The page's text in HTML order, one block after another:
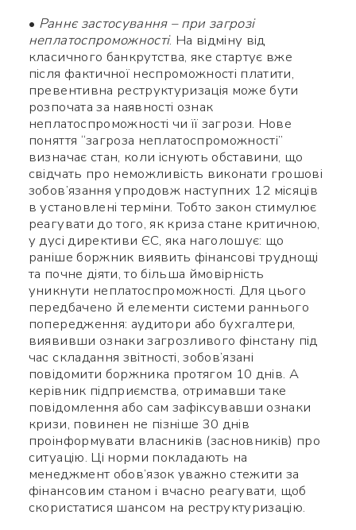
• Раннє застосування – при загрозі
неплатоспроможності. На відміну від
класичного банкрутства, яке стартує вже
після фактичної неспроможності платити,
превентивна реструктуризація може бути
розпочата за наявності ознак
неплатоспроможності чи її загрози. Нове
поняття “загроза неплатоспроможності”
визначає стан, коли існують обставини, що
свідчать про неможливість виконати грошові
зобов’язання упродовж наступних 12 місяців
в установлені терміни. Тобто закон стимулює
реагувати до того, як криза стане критичною,
у дусі директиви ЄС, яка наголошує: що
раніше боржник виявить фінансові труднощі
та почне діяти, то більша ймовірність
уникнути неплатоспроможності. Для цього
передбачено й елементи системи раннього
попередження: аудитори або бухгалтери,
виявивши ознаки загрозливого фінстану під
час складання звітності, зобов’язані
повідомити боржника протягом 10 днів. А
керівник підприємства, отримавши таке
повідомлення або сам зафіксувавши ознаки
кризи, повинен не пізніше 30 днів
проінформувати власників (засновників) про
ситуацію. Ці норми покладають на
менеджмент обов’язок уважно стежити за
фінансовим станом і вчасно реагувати, щоб
скористатися шансом на реструктуризацію.